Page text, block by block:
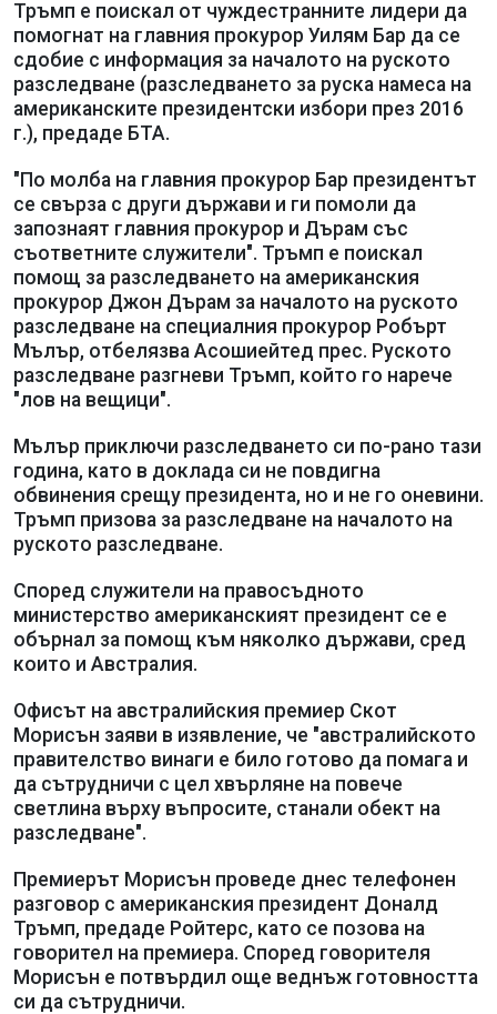
Тръмп е поискал от чуждестранните лидери да
помогнат на главния прокурор Уилям Бар да се
сдобие с информация за началото на руското
разследване (разследването за руска намеса на
американските президентски избори през 2016
г.), предаде БТА.
"По молба на главния прокурор Бар президентът
се свърза с други държави и ги помоли да
запознаят главния прокурор и Дърам със
съответните служители". Тръмп е поискал
помощ за разследването на американския
прокурор Джон Дърам за началото на руското
разследване на специалния прокурор Робърт
Мълър, отбелязва Асошиейтед прес. Руското
разследване разгневи Тръмп, който го нарече
"лов на вещици".
Мълър приключи разследването си по-рано тази
година, като в доклада си не повдигна
обвинения срещу президента, но и не го оневини.
Тръмп призова за разследване на началото на
руското разследване.
Според служители на правосъдното
министерство американският президент се е
обърнал за помощ към няколко държави, сред
които и Австралия.
Офисът на австралийския премиер Скот
Морисън заяви в изявление, че "австралийското
правителство винаги е било готово да помага и
да сътрудничи с цел хвърляне на повече
светлина върху въпросите, станали обект на
разследване".
Премиерът Морисън проведе днес телефонен
разговор с американския президент Доналд
Тръмп, предаде Ройтерс, като се позова на
говорител на премиера. Според говорителя
Морисън е потвърдил още веднъж готовността
си да сътрудничи.